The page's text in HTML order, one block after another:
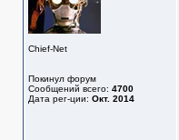
Chief-Net
Покинул форум
Сообщений всего: 4700
Дата рег-ции: Окт. 2014